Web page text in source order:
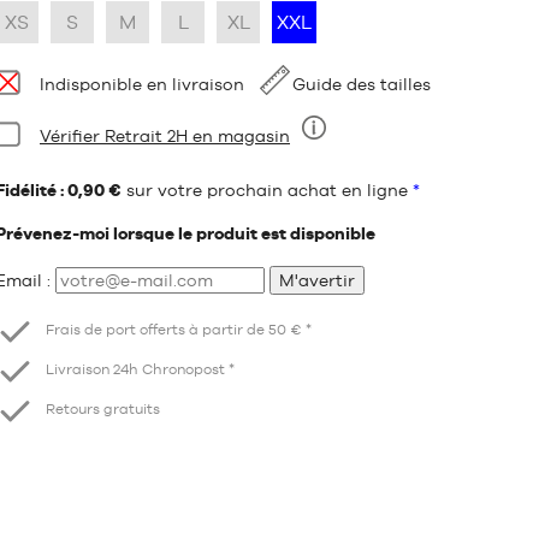
XS S M L XL XXL
Indisponible en livraison Guide des tailles
Vérifier Retrait 2H en magasin
: 0,90 € sur votre prochain achat en ligne *
moi lorsque le produit est disponible
: M'avertir
Frais de port offerts à partir de 50 € *
Livraison 24h Chronopost *
Retours gratuits